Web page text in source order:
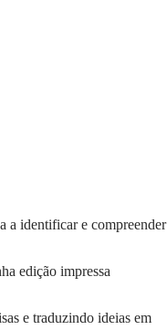
a identificar e compreender
edição impressa
e traduzindo ideias em